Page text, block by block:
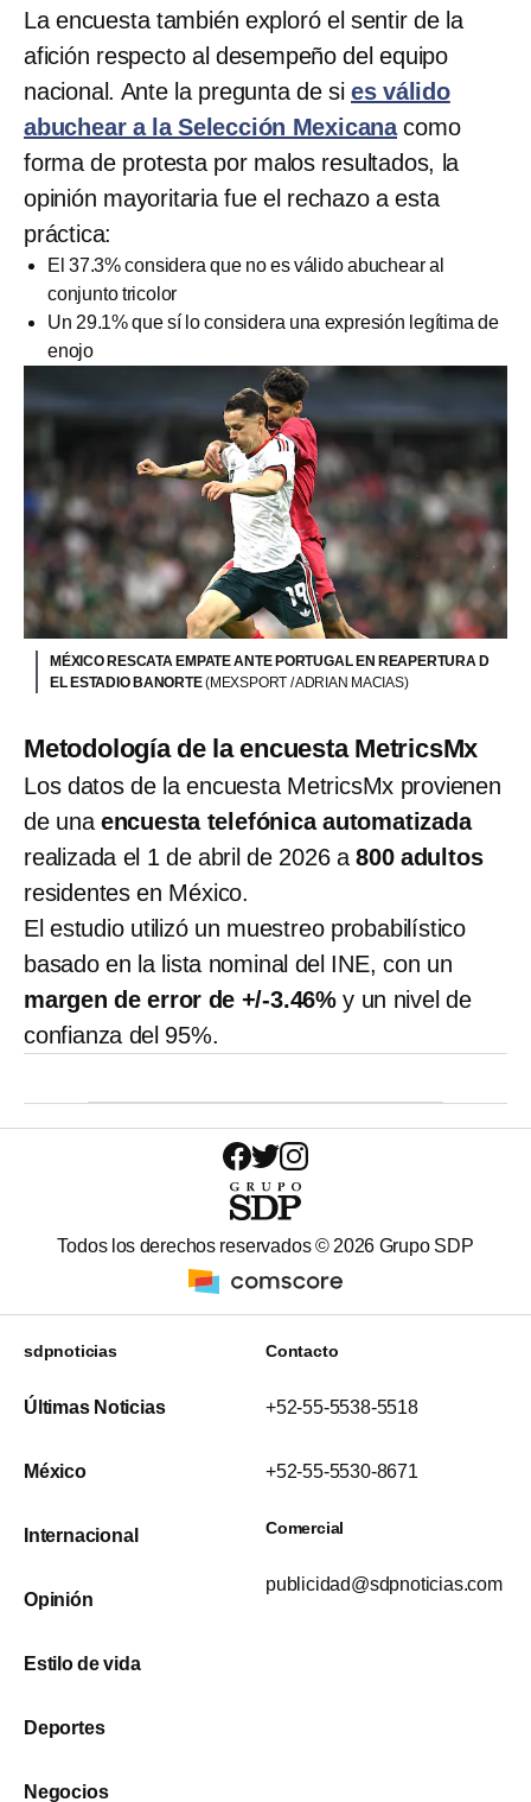
La encuesta también exploró el sentir de la
afición respecto al desempeño del equipo
nacional. Ante la pregunta de si es válido
abuchear a la Selección Mexicanacomo
forma de protesta por malos resultados, la
opinión mayoritaria fue el rechazo a esta
práctica:
El 37.3% considera que no es válido abuchear al
conjunto tricolor
Un 29.1% que sí lo considera una expresión legítima de
enojo
MÉXICO RESCATA EMPATE ANTE PORTUGAL EN REAPERTURA D
EL ESTADIO BANORTE(MEXSPORT / ADRIAN MACIAS)
Metodología de la encuesta MetricsMx
Los datos de la encuesta MetricsMx provienen
de una encuesta telefónica automatizada
realizada el 1 de abril de 2026 a 800 adultos
residentes en México.
El estudio utilizó un muestreo probabilístico
basado en la lista nominal del INE, con un
margen de error de +/-3.46% y un nivel de
confianza del 95%.
Todos los derechos reservados © 2026 Grupo SDP
sdpnoticias
Últimas Noticias
México
Internacional
Opinión
Estilo de vida
Deportes
Negocios
Contacto
+52-55-5538-5518
+52-55-5530-8671
Comercial
publicidad@sdpnoticias.com